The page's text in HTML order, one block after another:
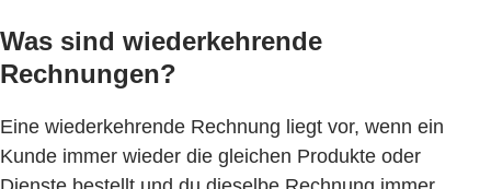
Was sind wiederkehrende
Rechnungen?
Eine wiederkehrende Rechnung liegt vor, wenn ein
Kunde immer wieder die gleichen Produkte oder